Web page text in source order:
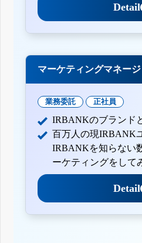
Detail
マーケティングマネー
業務委託 正社員
IRBANKのブランド
百万人の現IRBANK
IRBANKを知らない
ーケティングをして
Detail